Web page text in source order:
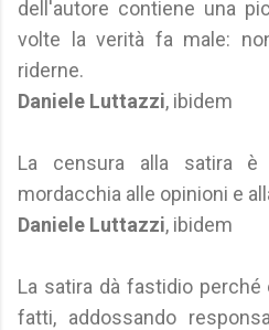
dell'autore contiene una
volte la verità fa male:
riderne.
Daniele Luttazzi, ibidem
La censura alla satira è
mordacchia alle opinioni e
Daniele Luttazzi, ibidem
La satira dà fastidio
fatti, addossando